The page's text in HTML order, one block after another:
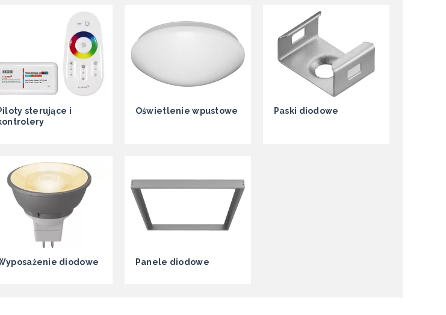
sterujące i
Oświetlenie wpustowe Paski diodowe
diodowe Panele diodowe